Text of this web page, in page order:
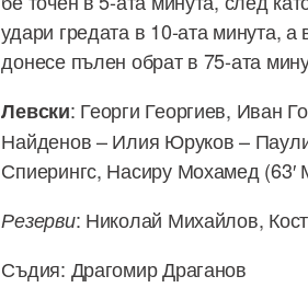
удари гредата в 10-ата минута,
донесе пълен обрат в 75-ата
Левски: Георги Георгиев, Иван
Найденов – Илия Юруков –
Спиерингс, Насиру Мохамед (63′
Резерви: Николай Михайлов,
Съдия: Драгомир Драганов